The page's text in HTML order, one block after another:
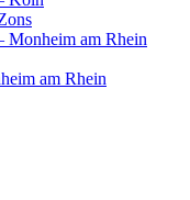
Monheim am Rhein
am Rhein